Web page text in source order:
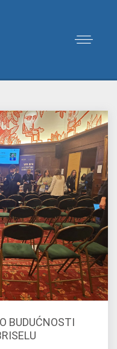
BUDUĆNOSTI